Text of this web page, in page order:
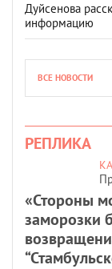
Дуйсенова
информацию
ВСЕ НОВОСТИ
РЕПЛИКА
«Стороны
заморозки